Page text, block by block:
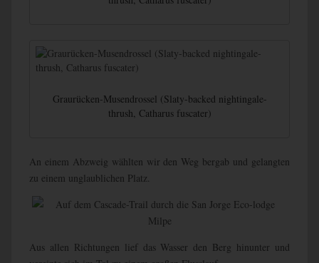
Graurücken-Musendrossel (Slaty-backed nightingale-
thrush, Catharus fuscater)
An einem Abzweig wählten wir den Weg bergab und gelangten
zu einem unglaublichen Platz.
Aus allen Richtungen lief das Wasser den Berg hinunter und